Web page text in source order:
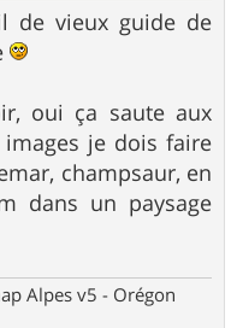
de vieux guide de
oui ça saute aux
je dois faire
champsaur, en
dans un paysage
Alpes v5 - Orégon